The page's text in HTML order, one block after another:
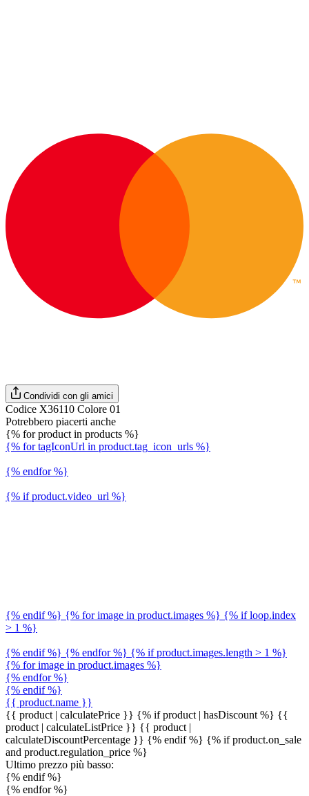
Condividi con gli amici
Codice X36110 Colore 01
Potrebbero piacerti anche
{% for product in products %}
{% for tagIconUrl in product.tag_icon_urls %}
{% endfor %}
{% if product.video_url %}
{% endif %} {% for image in product.images %} {% if loop.index
> 1 %}
{% endif %} {% endfor %} {% if product.images.length > 1 %}
{% for image in product.images %}
{% endfor %}
{% endif %}
{{ product.name }}
{{ product | calculatePrice }} {% if product | hasDiscount %} {{
product | calculateListPrice }} {{ product |
calculateDiscountPercentage }} {% endif %} {% if product.on_sale
and product.regulation_price %}
Ultimo prezzo più basso:
{% endif %}
{% endfor %}